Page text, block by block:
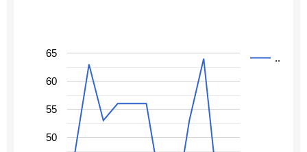
..
50
55
60
65